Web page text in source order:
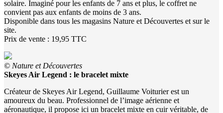
solaire. Imaginé pour les enfants de 7 ans et plus, le coffret ne
convient pas aux enfants de moins de 3 ans.
Disponible dans tous les magasins Nature et Découvertes et sur le
site.
Prix de vente : 19,95 TTC
© Nature et Découvertes
Skeyes Air Legend : le bracelet mixte
Créateur de Skeyes Air Legend, Guillaume Voiturier est un
amoureux du beau. Professionnel de l’image aérienne et
aéronautique, il propose ici un bracelet mixte en cuir véritable, de